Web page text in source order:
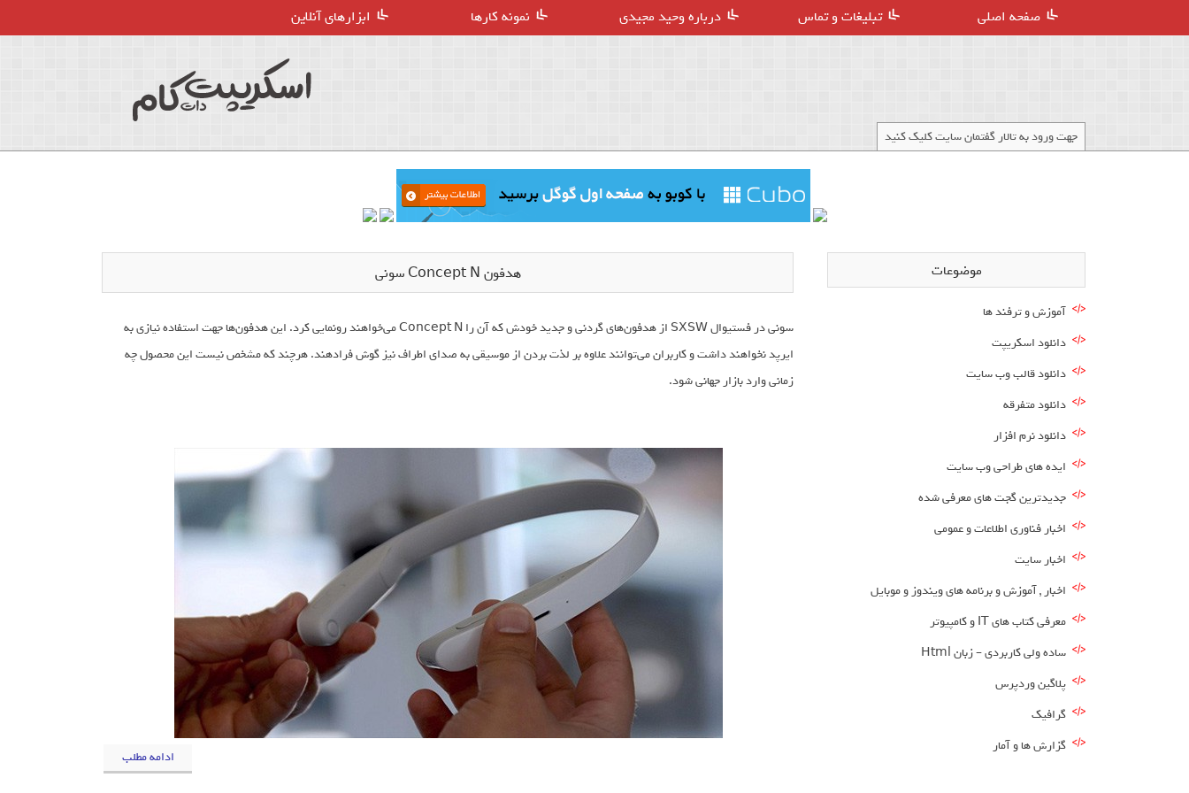
صفحه اصلی تبلیغات و تماس درباره وحید مجیدی نمونه کارها ابزارهای آنلاین
جهت ورود به تالار گفتمان سایت کلیک کنید
هدفون Concept N سونی
سونی در فستیوال SXSW از هدفون‌های گردنی و جدید خودش که آن را Concept N می‌خواهند رونمایی کرد. این هدفون‌ها جهت استفاده نیازی به
ایرپد نخواهند داشت و کاربران می‌توانند علاوه بر لذت بردن از موسیقی به صدای اطراف نیز گوش فرادهند. هرچند که مشخص نیست این محصول چه
زمانی وارد بازار جهانی شود.
ادامه مطلب
موضوعات
آموزش و ترفند ها
دانلود اسکریپت
دانلود قالب وب سایت
دانلود متفرقه
دانلود نرم افزار
ایده های طراحی وب سایت
جدیدترین گجت های معرفی شده
اخبار فناوری اطلاعات و عمومی
اخبار سایت
اخبار , آموزش و برنامه های ویندوز و موبایل
معرفی کتاب های IT و کامپیوتر
ساده ولی کاربردی – زبان Html
پلاگین وردپرس
گرافیک
گزارش ها و آمار